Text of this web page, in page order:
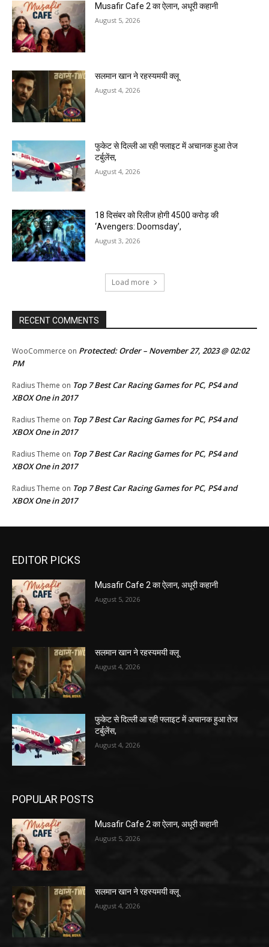
Musafir Cafe 2 का ऐलान, अधूरी कहानी
August 5, 2026
सलमान खान ने रहस्यमयी क्लू
August 4, 2026
फुकेट से दिल्ली आ रही फ्लाइट में अचानक हुआ तेज
टर्बुलेंस,
August 4, 2026
18 दिसंबर को रिलीज होगी 4500 करोड़ की
‘Avengers: Doomsday’,
August 3, 2026
Load more
RECENT COMMENTS
WooCommerce on Protected: Order – November 27, 2023 @ 02:02
PM
Radius Theme on Top 7 Best Car Racing Games for PC, PS4 and
XBOX One in 2017
Radius Theme on Top 7 Best Car Racing Games for PC, PS4 and
XBOX One in 2017
Radius Theme on Top 7 Best Car Racing Games for PC, PS4 and
XBOX One in 2017
Radius Theme on Top 7 Best Car Racing Games for PC, PS4 and
XBOX One in 2017
EDITOR PICKS
Musafir Cafe 2 का ऐलान, अधूरी कहानी
August 5, 2026
सलमान खान ने रहस्यमयी क्लू
August 4, 2026
फुकेट से दिल्ली आ रही फ्लाइट में अचानक हुआ तेज
टर्बुलेंस,
August 4, 2026
POPULAR POSTS
Musafir Cafe 2 का ऐलान, अधूरी कहानी
August 5, 2026
सलमान खान ने रहस्यमयी क्लू
August 4, 2026